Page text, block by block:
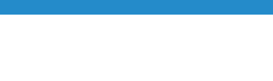
Nachrichten